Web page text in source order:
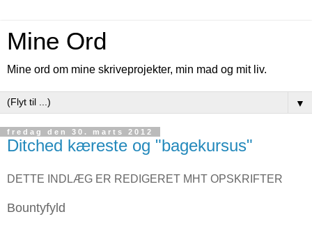
Mine Ord
Mine ord om mine skriveprojekter, min mad og mit liv.
▼
fredag den 30. marts 2012
Ditched kæreste og "bagekursus"
DETTE INDLÆG ER REDIGERET MHT OPSKRIFTER
Bountyfyld